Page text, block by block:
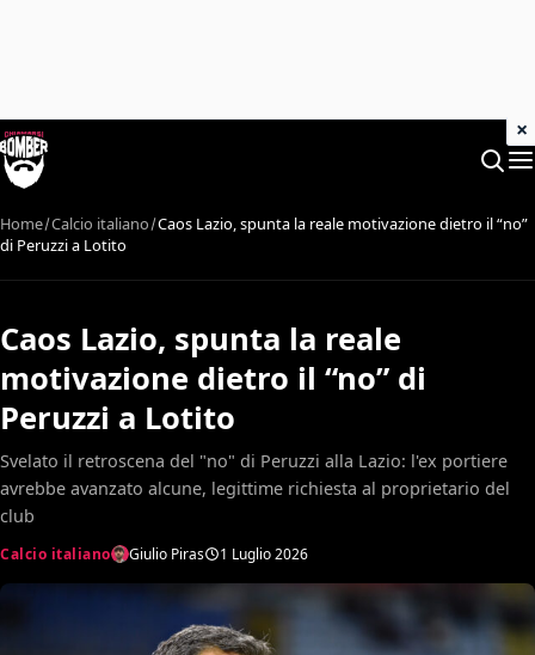
Home Calcio italiano Caos Lazio, spunta la reale motivazione dietro il “no”
di Peruzzi a Lotito
Caos Lazio, spunta la reale
motivazione dietro il “no” di
Peruzzi a Lotito
Svelato il retroscena del "no" di Peruzzi alla Lazio: l'ex portiere
avrebbe avanzato alcune, legittime richiesta al proprietario del
club
Calcio italiano Giulio Piras 1 Luglio 2026
×